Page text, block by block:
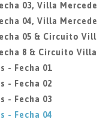
03, Villa
04, Villa
05 & Circuito
8 & Circuito
- Fecha 01
- Fecha 02
- Fecha 03
- Fecha 04